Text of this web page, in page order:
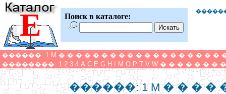
E Поиск в каталоге:
������: 1 M � � � � � � � � � � � � � � � � � � �
��������: 1 2 3 4 A C E G H M O P T V W � � � � � � � �
������: 1 M � � � �